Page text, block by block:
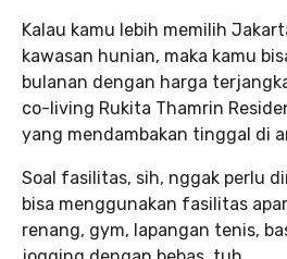
Kalau kamu lebih memilih
kawasan hunian, maka kamu
bulanan dengan harga
co-living Rukita Thamrin
yang mendambakan tinggal di
Soal fasilitas, sih, nggak perlu
bisa menggunakan fasilitas
renang, gym, lapangan tenis,